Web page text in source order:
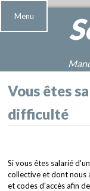
Menu
Vous êtes
difficulté
Si vous êtes salarié
collective et dont nous
et codes d'accès afin